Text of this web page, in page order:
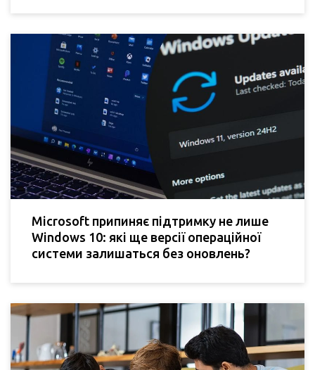
Microsoft припиняє підтримку не лише
Windows 10: які ще версії операційної
системи залишаться без оновлень?